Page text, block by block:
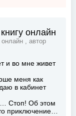
онлайн
, автор
и во мне живет
меня как
в кабинет
Стоп! Об этом
приключение…